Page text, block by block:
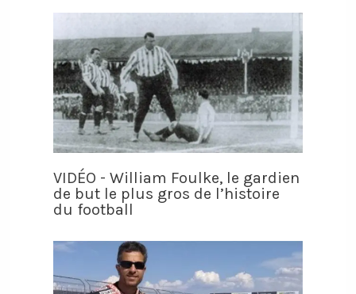
VIDÉO - William Foulke, le gardien
de but le plus gros de l’histoire
du football